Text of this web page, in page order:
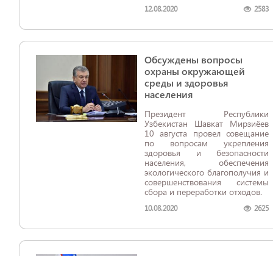
12.08.2020 2583
Обсуждены вопросы
охраны окружающей
среды и здоровья
населения
Президент Республики
Узбекистан Шавкат Мирзиёев
10 августа провел совещание
по вопросам укрепления
здоровья и безопасности
населения, обеспечения
экологического благополучия и
совершенствования системы
сбора и переработки отходов.
10.08.2020 2625